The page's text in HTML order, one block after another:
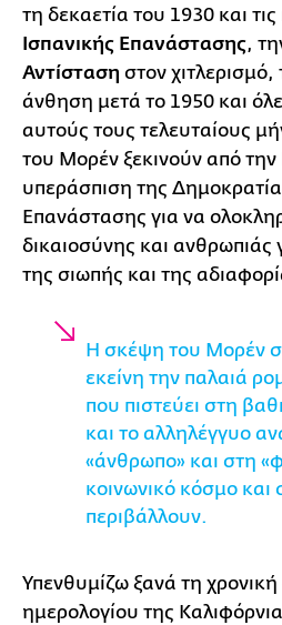
τη δεκαετία του 1930 και τις
Ισπανικής Επανάστασης,
Αντίσταση στον χιτλερισμό,
άνθηση μετά το 1950 και
αυτούς τους τελευταίους
του Μορέν ξεκινούν από την
υπεράσπιση της
Επανάστασης για να
δικαιοσύνης και ανθρωπιάς
της σιωπής και της
Η σκέψη του Μορέν
εκείνη την παλαιά
που πιστεύει στη
και το αλληλέγγυο
«άνθρωπο» και στη
κοινωνικό κόσμο και
περιβάλλουν.
Υπενθυμίζω ξανά τη
ημερολογίου της